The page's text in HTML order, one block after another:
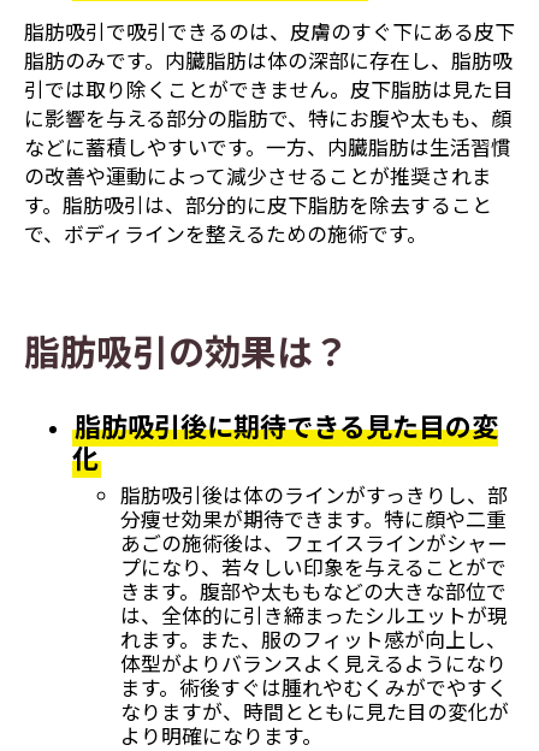
脂肪吸引で吸引できるのは、皮膚のすぐ下にある皮下
脂肪のみです。内臓脂肪は体の深部に存在し、脂肪吸
引では取り除くことができません。皮下脂肪は見た目
に影響を与える部分の脂肪で、特にお腹や太もも、顔
などに蓄積しやすいです。一方、内臓脂肪は生活習慣
の改善や運動によって減少させることが推奨されま
す。脂肪吸引は、部分的に皮下脂肪を除去すること
で、ボディラインを整えるための施術です。
脂肪吸引の効果は？
脂肪吸引後に期待できる見た目の変
化
脂肪吸引後は体のラインがすっきりし、部
分痩せ効果が期待できます。特に顔や二重
あごの施術後は、フェイスラインがシャー
プになり、若々しい印象を与えることがで
きます。腹部や太ももなどの大きな部位で
は、全体的に引き締まったシルエットが現
れます。また、服のフィット感が向上し、
体型がよりバランスよく見えるようになり
ます。術後すぐは腫れやむくみがでやすく
なりますが、時間とともに見た目の変化が
より明確になります。